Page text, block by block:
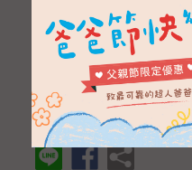
商品編號
數量